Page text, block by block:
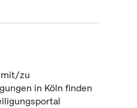
mit/zu
in Köln finden